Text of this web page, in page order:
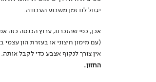
יגזול לנו זמן משבוע העבודה.
אכן, כפי שהזכרנו, ערוץ הכנסה
(עם מימון חיצוני או בעזרת הון
אין צורך לנקוף אצבע כדי לקבל אותה.
החזון.